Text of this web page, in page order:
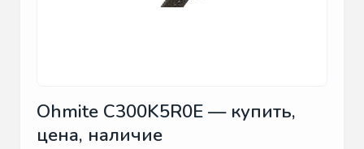
Ohmite C300K5R0E — купить,
цена, наличие